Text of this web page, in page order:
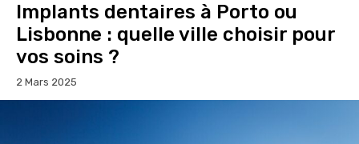
Implants dentaires à Porto ou
Lisbonne : quelle ville choisir pour
vos soins ?
2 Mars 2025